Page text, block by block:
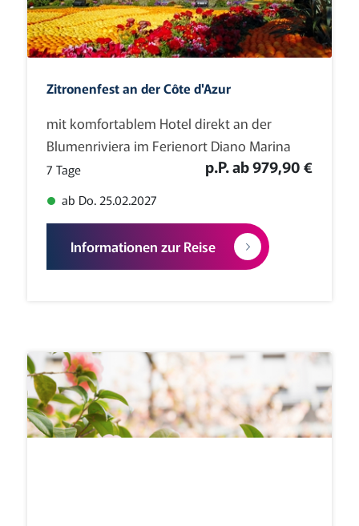
Zitronenfest an der Côte d'Azur
mit komfortablem Hotel direkt an der
Blumenriviera im Ferienort Diano Marina
7 Tage
ab Do. 25.02.2027
p.P. ab 979,90 €
Informationen zur Reise